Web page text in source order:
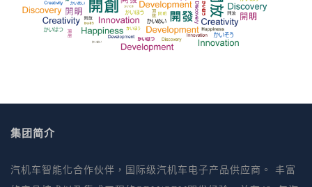
集团简介
汽机车智能化合作伙伴，国际级汽机车电子产品供应商。 丰富